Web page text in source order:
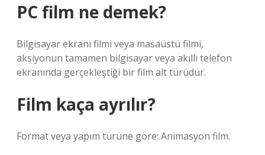
PC film ne demek?
Bilgisayar ekranı filmi veya masaüstü filmi,
aksiyonun tamamen bilgisayar veya akıllı telefon
ekranında gerçekleştiği bir film alt türüdür.
Film kaça ayrılır?
Format veya yapım türüne göre: Animasyon film.